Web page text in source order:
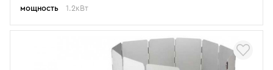
мощность
1.2кВт